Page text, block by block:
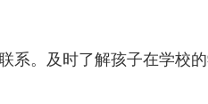
系。及时了解孩子在学校